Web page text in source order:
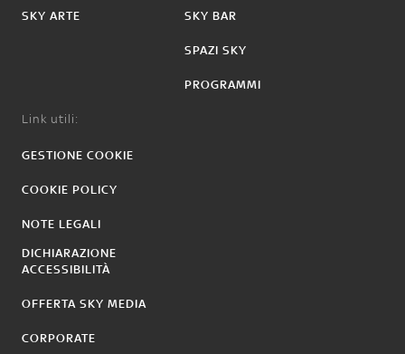
SKY ARTE SKY BAR
SPAZI SKY
PROGRAMMI
Link utili:
GESTIONE COOKIE
COOKIE POLICY
NOTE LEGALI
DICHIARAZIONE
ACCESSIBILITÀ
OFFERTA SKY MEDIA
CORPORATE